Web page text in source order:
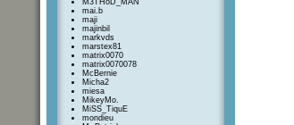
M3THoD_MAN
mai.b
maji
majinbil
markvds
marstex81
matrix0070
matrix0070078
McBernie
Micha2
miesa
MikeyMo.
MiSS_TiquE
mondieu